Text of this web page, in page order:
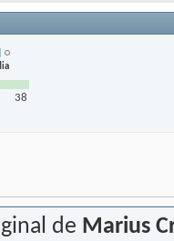
38
de Marius